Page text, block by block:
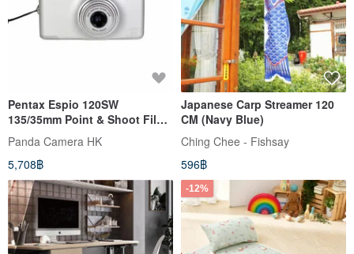
Pentax Espio 120SW
135/35mm Point & Shoot Film
Camera
Panda Camera HK
5,708฿
Japanese Carp Streamer 120
CM (Navy Blue)
Ching Chee - Fishsay
596฿
-12%